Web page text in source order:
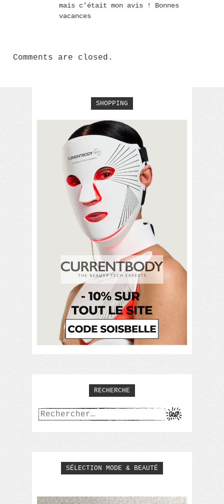
mais c’était mon avis ! Bonnes
vacances
Comments are closed.
SHOPPING
RECHERCHE
Rechercher :
SÉLECTION MODE & BEAUTÉ